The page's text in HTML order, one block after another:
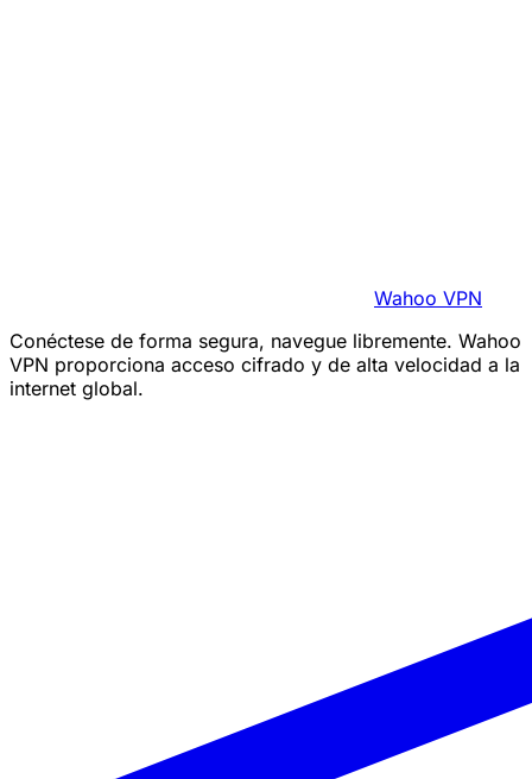
Wahoo VPN
Conéctese de forma segura, navegue libremente. Wahoo
VPN proporciona acceso cifrado y de alta velocidad a la
internet global.